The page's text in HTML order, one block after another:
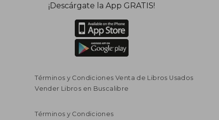
¡Descárgate la App GRATIS!
Términos y Condiciones Venta de Libros Usados
Vender Libros en Buscalibre
Términos y Condiciones